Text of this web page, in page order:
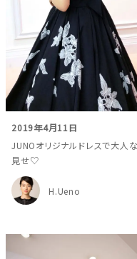
ドレスブランド
スタイル別
フォトウエディング
神社結婚式
2019年4月11日
JUNOオリジナルドレスで大人
見せ♡
H.Ueno